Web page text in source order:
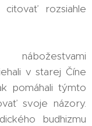
rozsiahle
v starej Číne
pomáhali týmto
svoje názory.
budhizmu